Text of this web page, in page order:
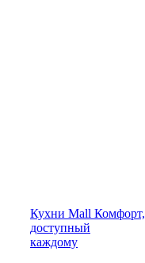
Кухни Mall Комфорт,
доступный
каждому